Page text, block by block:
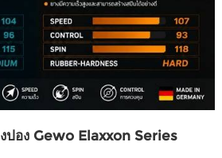
ปอง Gewo Elaxxon Series